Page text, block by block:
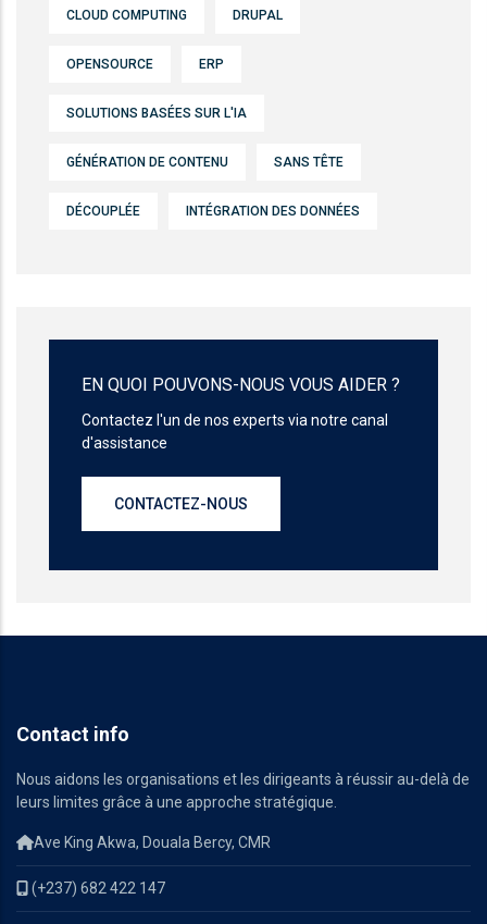
CLOUD COMPUTING DRUPAL
OPENSOURCE ERP
SOLUTIONS BASÉES SUR L'IA
GÉNÉRATION DE CONTENU SANS TÊTE
DÉCOUPLÉE INTÉGRATION DES DONNÉES
EN QUOI POUVONS-NOUS VOUS AIDER ?
Contactez l'un de nos experts via notre canal
d'assistance
CONTACTEZ-NOUS
Contact info
Nous aidons les organisations et les dirigeants à réussir au-delà de
leurs limites grâce à une approche stratégique.
Ave King Akwa, Douala Bercy, CMR
(+237) 682 422 147